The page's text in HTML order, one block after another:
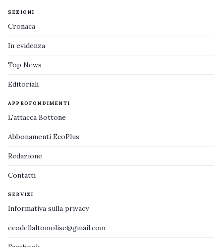
SEZIONI
Cronaca
In evidenza
Top News
Editoriali
APPROFONDIMENTI
L'attacca Bottone
Abbonamenti EcoPlus
Redazione
Contatti
SERVIZI
Informativa sulla privacy
ecodellaltomolise@gmail.com